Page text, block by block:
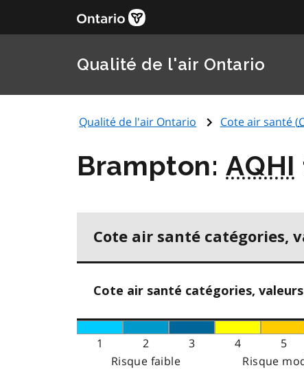
Qualité de l'air Ontario
Qualité de l'air Ontario Cote air santé (
Brampton:AQHI
Cote air santé catégories,
Cote air santé catégories, valeurs
1 2 3 4 5
Risque faible
Risque